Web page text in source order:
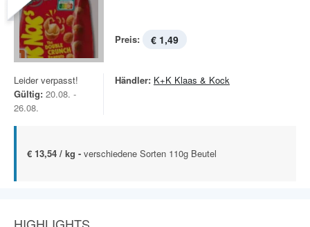
Preis: € 1,49
Leider verpasst!
Gültig: 20.08. -
26.08.
Händler: K+K Klaas & Kock
€ 13,54 / kg - verschiedene Sorten 110g Beutel